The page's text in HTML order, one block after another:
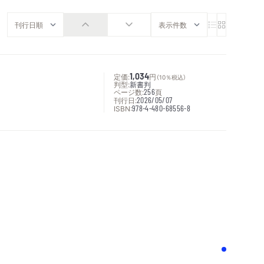
定価:1,034円 （10％税込）
判型:新書判
ページ数:256頁
刊行日:2026/05/07
ISBN:978-4-480-68556-8